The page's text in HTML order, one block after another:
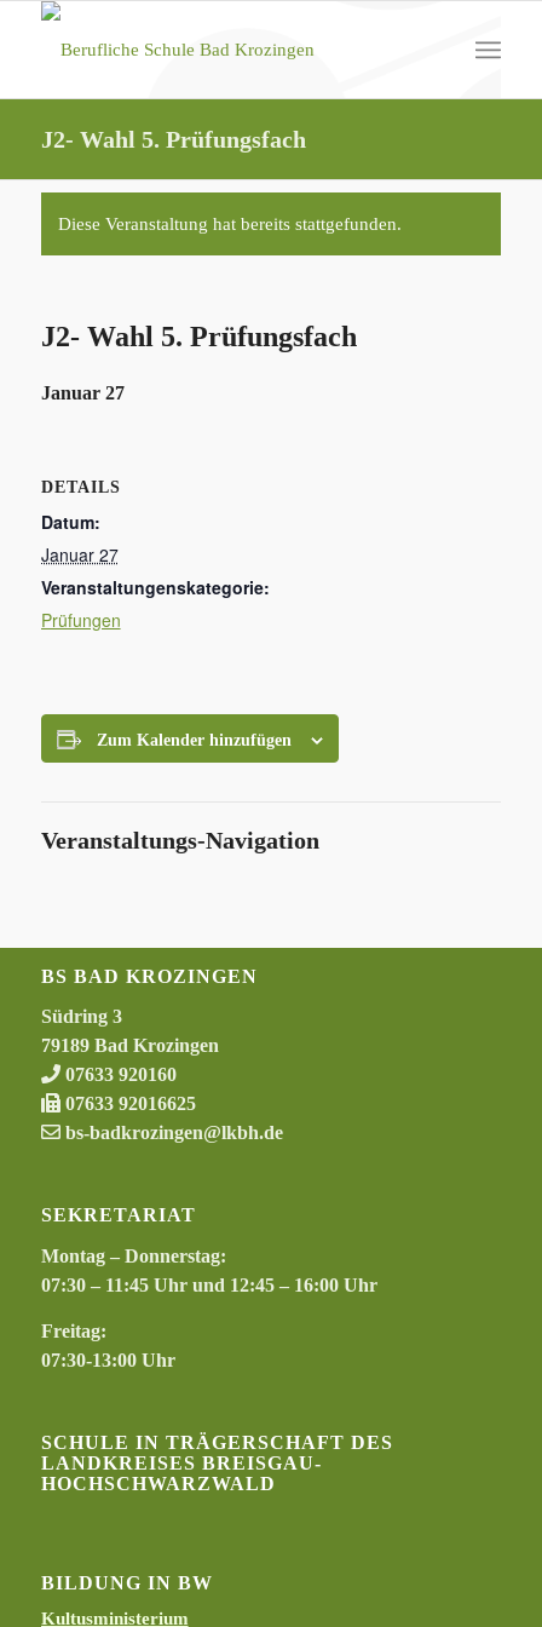
J2- Wahl 5. Prüfungsfach
Diese Veranstaltung hat bereits stattgefunden.
J2- Wahl 5. Prüfungsfach
Januar 27
DETAILS
Datum:
Januar 27
Veranstaltungenskategorie:
Prüfungen
Zum Kalender hinzufügen
Veranstaltungs-Navigation
BS BAD KROZINGEN
Südring 3
79189 Bad Krozingen
07633 920160
07633 92016625
bs-badkrozingen@lkbh.de
SEKRETARIAT
Montag – Donnerstag:
07:30 – 11:45 Uhr und 12:45 – 16:00 Uhr
Freitag:
07:30-13:00 Uhr
SCHULE IN TRÄGERSCHAFT DES
LANDKREISES BREISGAU-
HOCHSCHWARZWALD
BILDUNG IN BW
Kultusministerium